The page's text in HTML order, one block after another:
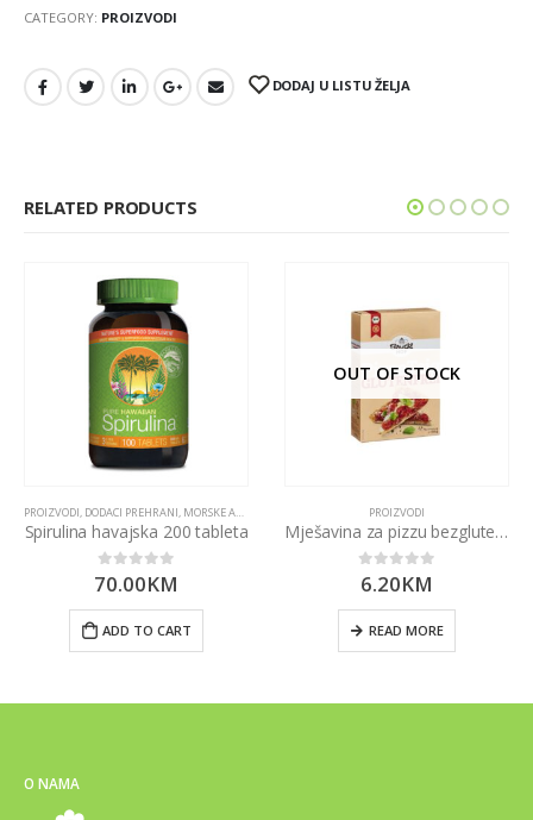
CATEGORY: PROIZVODI
DODAJ U LISTU ŽELJA
RELATED PRODUCTS
PROIZVODI, DODACI PREHRANI, MORSKE ALGE I LJEKOVITE GLJIVE
Spirulina havajska 200 tableta
0out of 5
70.00KM
ADD TO CART
OUT OF STOCK
PROIZVODI
Mješavina za pizzu bezglutenska Bauckhof
0out of 5
6.20KM
READ MORE
O NAMA